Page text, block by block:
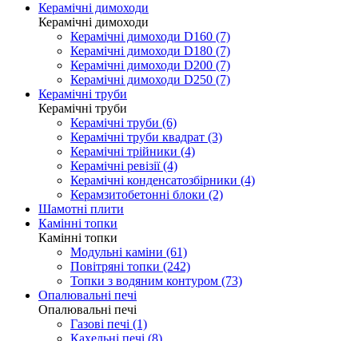
Керамічні димоходи
Керамічні димоходи
Керамічні димоходи D160 (7)
Керамічні димоходи D180 (7)
Керамічні димоходи D200 (7)
Керамічні димоходи D250 (7)
Керамічні труби
Керамічні труби
Керамічні труби (6)
Керамічні труби квадрат (3)
Керамічні трійники (4)
Керамічні ревізії (4)
Керамічні конденсатозбірники (4)
Керамзитобетонні блоки (2)
Шамотні плити
Камінні топки
Камінні топки
Модульні каміни (61)
Повітряні топки (242)
Топки з водяним контуром (73)
Опалювальні печі
Опалювальні печі
Газові печі (1)
Кахельні печі (8)